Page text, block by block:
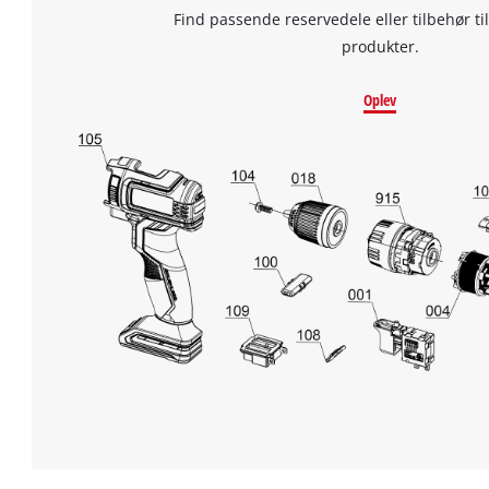
Find passende reservedele eller tilbehør
produkter.
Oplev